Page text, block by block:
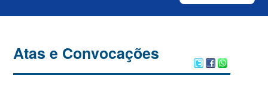
Atas e Convocações